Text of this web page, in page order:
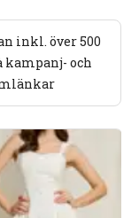
inkl. över 500
kampanj- och